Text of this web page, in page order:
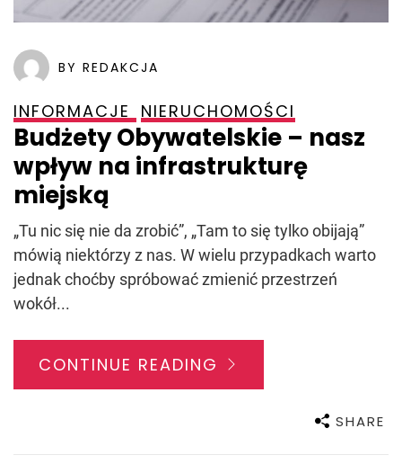
BY REDAKCJA
INFORMACJE NIERUCHOMOŚCI
Budżety Obywatelskie – nasz
wpływ na infrastrukturę
miejską
„Tu nic się nie da zrobić”, „Tam to się tylko obijają”
mówią niektórzy z nas. W wielu przypadkach warto
jednak choćby spróbować zmienić przestrzeń
wokół...
CONTINUE READING
SHARE